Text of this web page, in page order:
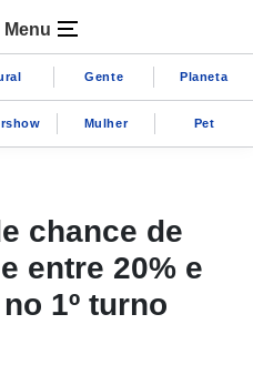
Menu
Gente Planeta
Mulher Pet
chance de
entre 20% e
1º turno